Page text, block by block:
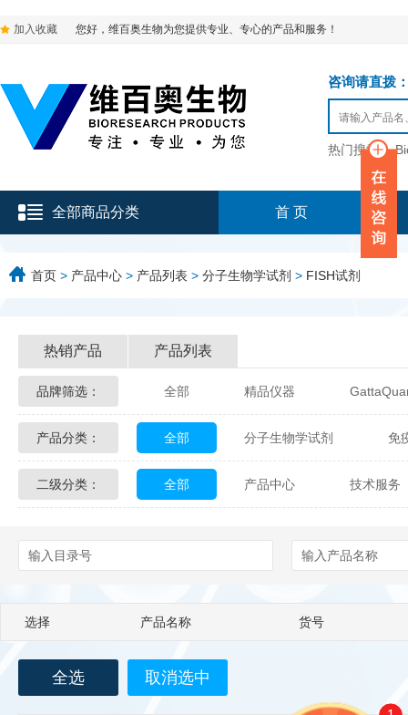
加入收藏 您好，维百奥生物为您提供专业、专心的产品和服务！
咨询请直拨
热门搜索：
全部商品分类 首 页
首页 > 产品中心 > 产品列表 > 分子生物学试剂 > FISH试剂
热销产品 产品列表
品牌筛选： 全部 精品仪器
Glycon Biochem Sterlitech
Echelon Biosciences Verichem
Biotez Berlin Diametra
Berry & Associates
产品分类： 全部 分子生物学试剂 免
化学及生物化学试剂 材料学试剂
二级分类： 全部 产品中心 技术服务
选择 产品名称 货号
全选 取消选中